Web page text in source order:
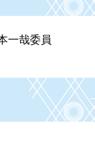
一哉委員